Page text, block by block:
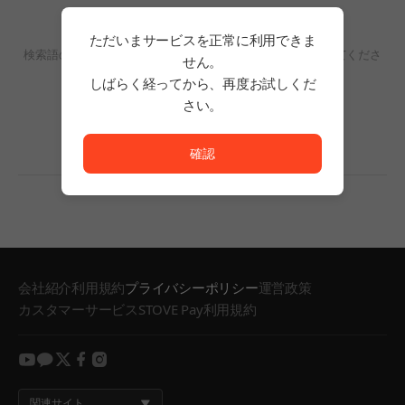
検索結果がありません。
検索語の単語数を減らすか、フィルタリングの条件を変更してくださ
い。
検索結果がありません。
会社紹介利用規約プライバシーポリシー運営政策
カスタマーサービスSTOVE Pay利用規約
youtube
kakao
twitter
facebook
instagram
ただいまサービスを正常に利用できま
せん。
しばらく経ってから、再度お試しくだ
さい。
確認